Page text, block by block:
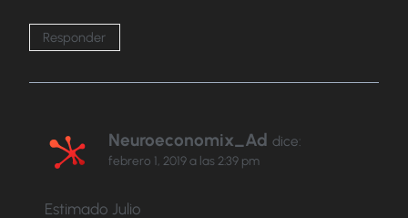
Responder
Neuroeconomix_Ad dice:
febrero 1, 2019 a las 2:39 pm
Estimado Julio